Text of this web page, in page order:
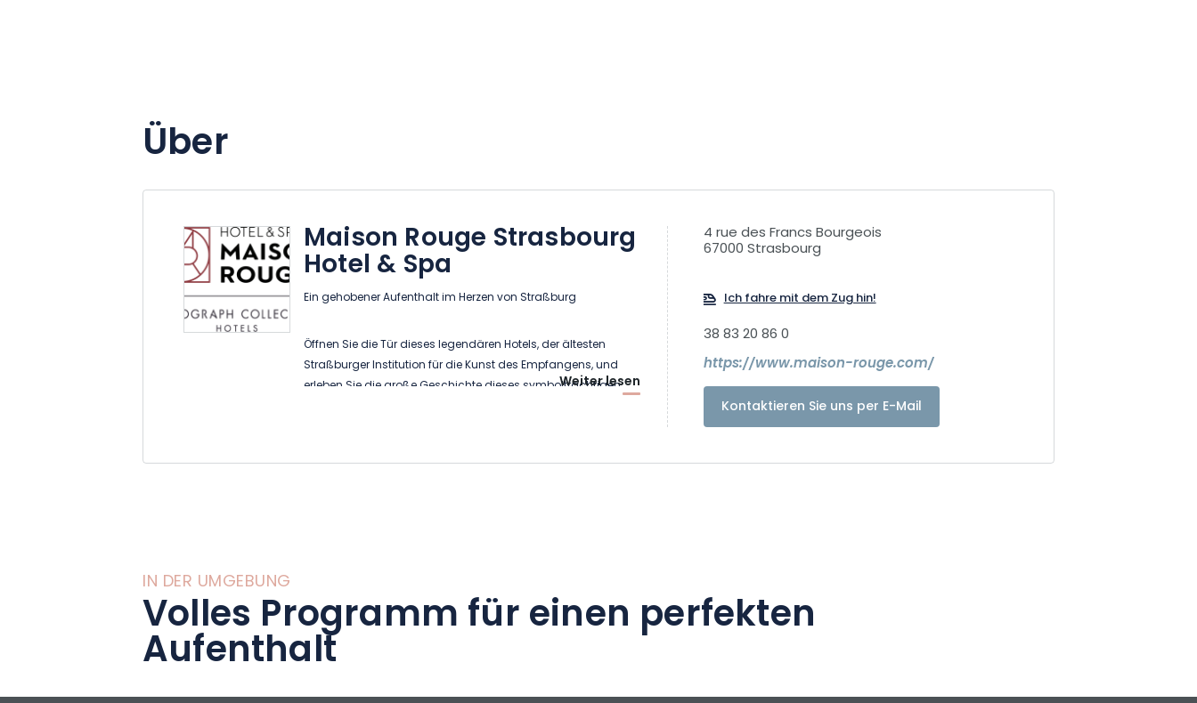
Über
Maison Rouge Strasbourg
Hotel & Spa
Ein gehobener Aufenthalt im Herzen von Straßburg
Öffnen Sie die Tür dieses legendären Hotels, der ältesten
Straßburger Institution für die Kunst des Empfangens, und
erleben Sie die große Geschichte dieses symbolträchtigen
Zimmer und Suiten, das Bar-Restaurant "Le 1387" sowie ein
Spa mit Vinotherapie-Anwendungen zur Verfügung.
Weiter lesen
4 rue des Francs Bourgeois
67000 Strasbourg
Ich fahre mit dem Zug hin!
38 83 20 86 0
https://www.maison-rouge.com/
Kontaktieren Sie uns per E-Mail
IN DER UMGEBUNG
Volles Programm für einen perfekten
Aufenthalt